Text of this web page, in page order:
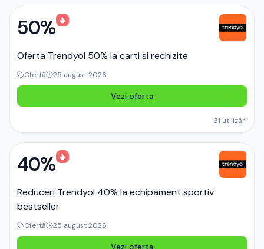
50%
Oferta Trendyol 50% la carti si rechizite
Ofertă 25 august 2026
Vezi oferta
31 utilizări
40%
Reduceri Trendyol 40% la echipament sportiv
bestseller
Ofertă 25 august 2026
Vezi oferta